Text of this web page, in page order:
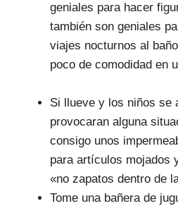
geniales para hacer
también son geniales
viajes nocturnos al
poco de comodidad en
Si llueve y los niños se
provocaran alguna
consigo unos
para artículos mojados
«no zapatos dentro de
Tome una bañera de